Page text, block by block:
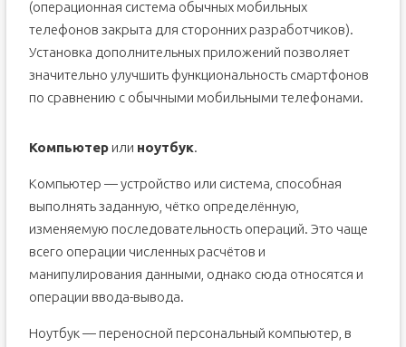
Проводное подключение
Без проводов
(операционная система обычных мобильных
телефонов закрыта для сторонних разработчиков).
Установка дополнительных приложений позволяет
значительно улучшить функциональность смартфонов
по сравнению с обычными мобильными телефонами.
Компьютерили ноутбук.
Компьютер — устройство или система, способная
выполнять заданную, чётко определённую,
изменяемую последовательность операций. Это чаще
всего операции численных расчётов и
манипулирования данными, однако сюда относятся и
операции ввода-вывода.
Ноутбук — переносной персональный компьютер, в